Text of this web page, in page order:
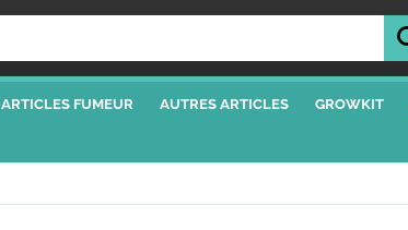
ARTICLES FUMEUR AUTRES ARTICLES GROWKIT